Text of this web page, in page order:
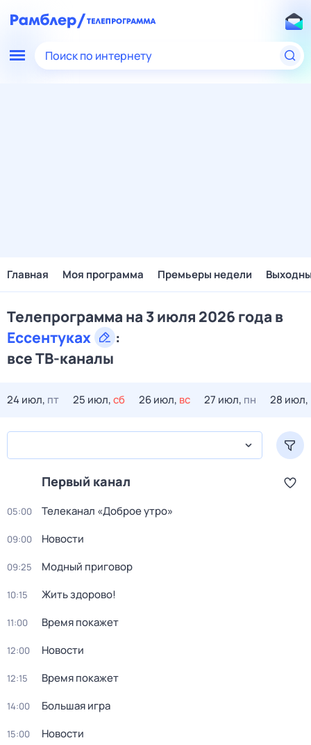
Поиск по интернету
Главная Моя программа Премьеры недели
Телепрограмма на 3 июля 2026 года в
Ессентуках
:
все ТВ-каналы
24 июл, пт 25 июл,сб 26 июл, вс 27 июл, пн 28 июл,
Первый канал
05:00 Телеканал «Доброе утро»
09:00 Новости
09:25 Модный приговор
10:15 Жить здорово!
11:00 Время покажет
12:00 Новости
12:15 Время покажет
14:00 Большая игра
15:00 Новости